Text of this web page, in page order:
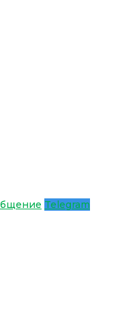
Telegram